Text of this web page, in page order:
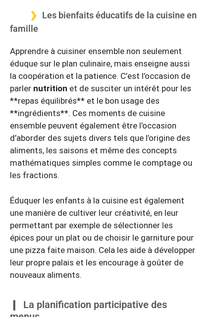
Les bienfaits éducatifs de la cuisine en
famille
Apprendre à cuisiner ensemble non seulement
éduque sur le plan culinaire, mais enseigne aussi
la coopération et la patience. C’est l’occasion de
parler nutrition et de susciter un intérêt pour les
**repas équilibrés** et le bon usage des
**ingrédients**. Ces moments de cuisine
ensemble peuvent également être l’occasion
d’aborder des sujets divers tels que l’origine des
aliments, les saisons et même des concepts
mathématiques simples comme le comptage ou
les fractions.
Éduquer les enfants à la cuisine est également
une manière de cultiver leur créativité, en leur
permettant par exemple de sélectionner les
épices pour un plat ou de choisir le garniture pour
une pizza faite maison. Cela les aide à développer
leur propre palais et les encourage à goûter de
nouveaux aliments.
La planification participative des